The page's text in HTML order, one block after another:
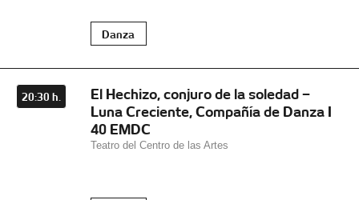
Danza
20:30 h.
El Hechizo, conjuro de la soledad –
Luna Creciente, Compañía de Danza I
40 EMDC
Teatro del Centro de las Artes